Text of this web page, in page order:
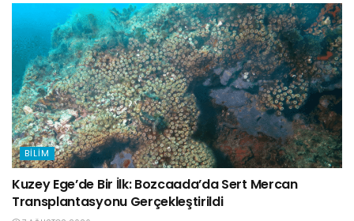
BILIM
Kuzey Ege’de Bir İlk: Bozcaada’da Sert Mercan
Transplantasyonu Gerçekleştirildi